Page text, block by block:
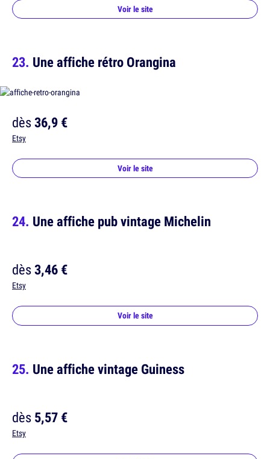
Voir le site
Une affiche rétro Orangina
dès36,9 €
Etsy
Voir le site
Une affiche pub vintage Michelin
dès3,46 €
Etsy
Voir le site
Une affiche vintage Guiness
dès5,57 €
Etsy